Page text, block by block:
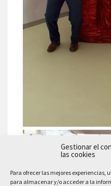
Gestionar el
las cookies
Para ofrecer las mejores
para almacenar y/o acceder a la